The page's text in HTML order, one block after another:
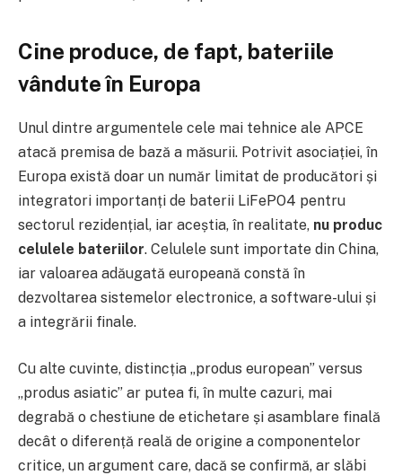
Cine produce, de fapt, bateriile
vândute în Europa
Unul dintre argumentele cele mai tehnice ale APCE
atacă premisa de bază a măsurii. Potrivit asociației, în
Europa există doar un număr limitat de producători și
integratori importanți de baterii LiFePO4 pentru
sectorul rezidențial, iar aceștia, în realitate, nu produc
celulele bateriilor. Celulele sunt importate din China,
iar valoarea adăugată europeană constă în
dezvoltarea sistemelor electronice, a software-ului și
a integrării finale.
Cu alte cuvinte, distincția „produs european” versus
„produs asiatic” ar putea fi, în multe cazuri, mai
degrabă o chestiune de etichetare și asamblare finală
decât o diferență reală de origine a componentelor
critice, un argument care, dacă se confirmă, ar slăbi